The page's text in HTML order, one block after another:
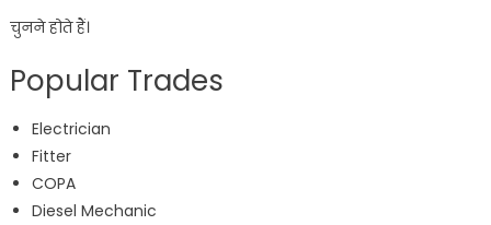
चुनने होते हैं।
Popular Trades
Electrician
Fitter
COPA
Diesel Mechanic